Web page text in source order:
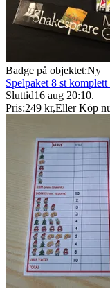
Badge på objektet:Ny
Spelpaket 8 st
Sluttid16 aug 20:10.
Pris:249 kr,Eller Köp